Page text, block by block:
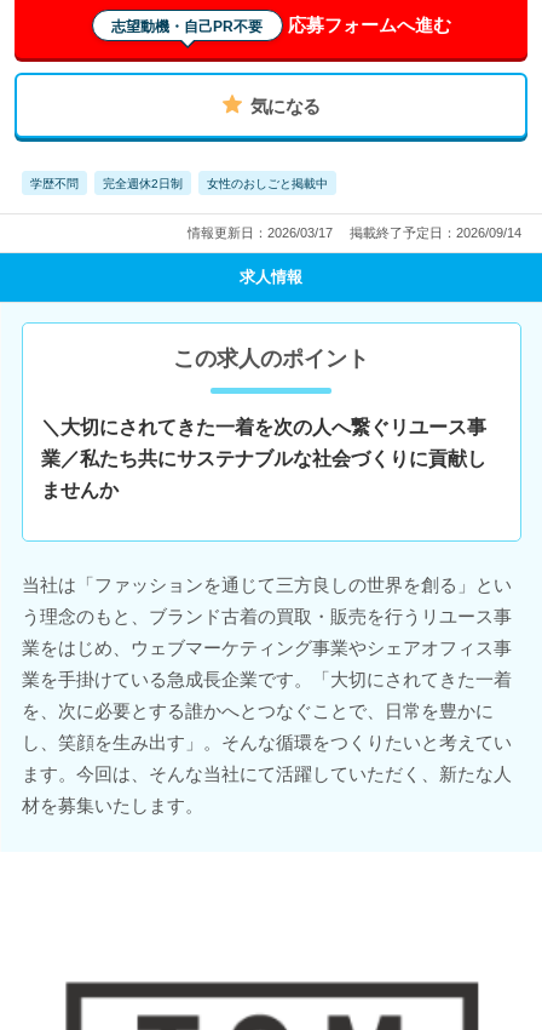
志望動機・自己PR不要 応募フォームへ進む
気になる
学歴不問 完全週休2日制 女性のおしごと掲載中
情報更新日：2026/03/17 掲載終了予定日：2026/09/14
求人情報
この求人のポイント
＼大切にされてきた一着を次の人へ繋ぐリユース事
業／私たち共にサステナブルな社会づくりに貢献し
ませんか
当社は「ファッションを通じて三方良しの世界を創る」とい
う理念のもと、ブランド古着の買取・販売を行うリユース事
業をはじめ、ウェブマーケティング事業やシェアオフィス事
業を手掛けている急成長企業です。「大切にされてきた一着
を、次に必要とする誰かへとつなぐことで、日常を豊かに
し、笑顔を生み出す」。そんな循環をつくりたいと考えてい
ます。今回は、そんな当社にて活躍していただく、新たな人
材を募集いたします。